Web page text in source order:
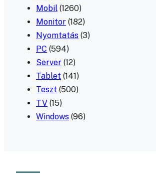
Mobil (1260)
Monitor (182)
Nyomtatás (3)
PC (594)
Server (12)
Tablet (141)
Teszt (500)
TV (15)
Windows (96)